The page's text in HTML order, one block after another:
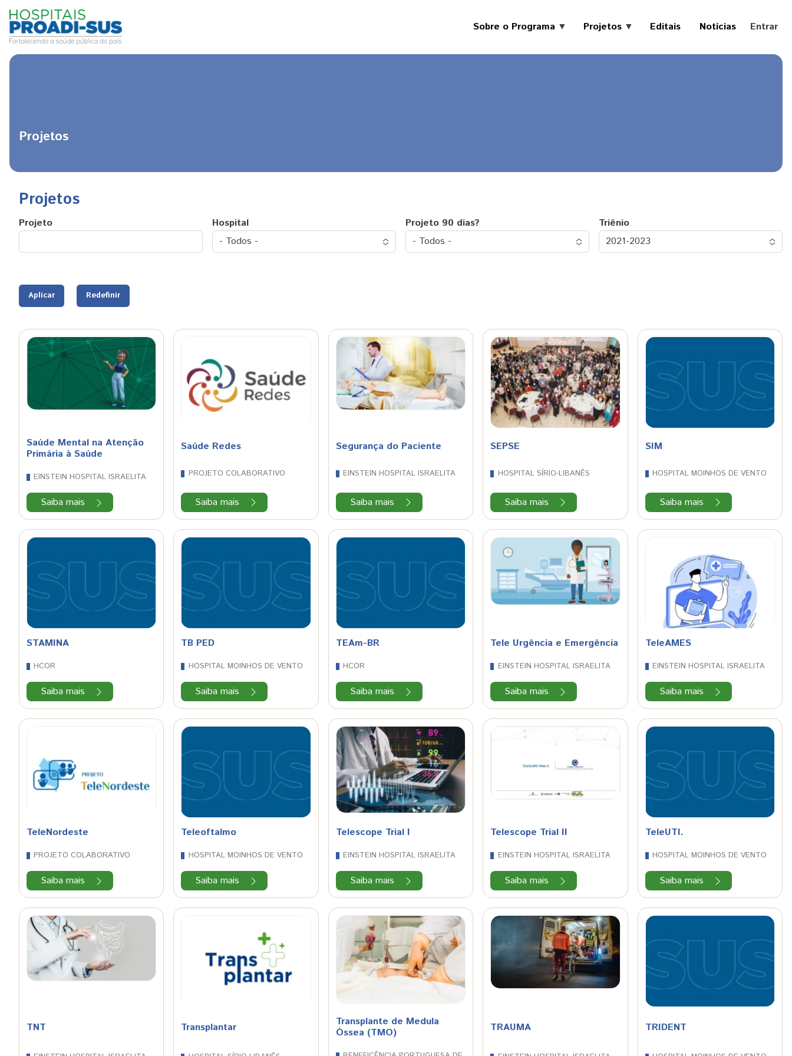
Pular para o conteúdo principal
Sobre o Programa
os
Projetos
2023
Editais Notícias Menu
Entrar
Projetos
Projetos
Projeto
Hospital
- Todos -
Projeto 90 dias?
- Todos -
Triênio
2021-2023
Saúde Mental na Atenção
Primária à Saúde
EINSTEIN HOSPITAL ISRAELITA
Saiba mais
Saúde Redes
PROJETO COLABORATIVO
Saiba mais
Segurança do Paciente
EINSTEIN HOSPITAL ISRAELITA
Saiba mais
SEPSE
HOSPITAL SÍRIO-LIBANÊS
Saiba mais
SIM
HOSPITAL MOINHOS DE VENTO
Saiba mais
STAMINA
HCOR
Saiba mais
TB PED
HOSPITAL MOINHOS DE VENTO
Saiba mais
TEAm-BR
HCOR
Saiba mais
Tele Urgência e Emergência
EINSTEIN HOSPITAL ISRAELITA
Saiba mais
TeleAMES
EINSTEIN HOSPITAL ISRAELITA
Saiba mais
TeleNordeste
PROJETO COLABORATIVO
Saiba mais
Teleoftalmo
HOSPITAL MOINHOS DE VENTO
Saiba mais
Telescope Trial I
EINSTEIN HOSPITAL ISRAELITA
Saiba mais
Telescope Trial II
EINSTEIN HOSPITAL ISRAELITA
Saiba mais
TeleUTI.
HOSPITAL MOINHOS DE VENTO
Saiba mais
TNT Transplantar
Transplante de Medula
Óssea (TMO)
TRAUMA TRIDENT